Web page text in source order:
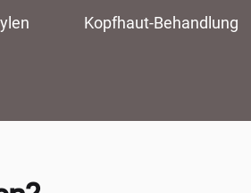
Kopfhaut-Behandlung